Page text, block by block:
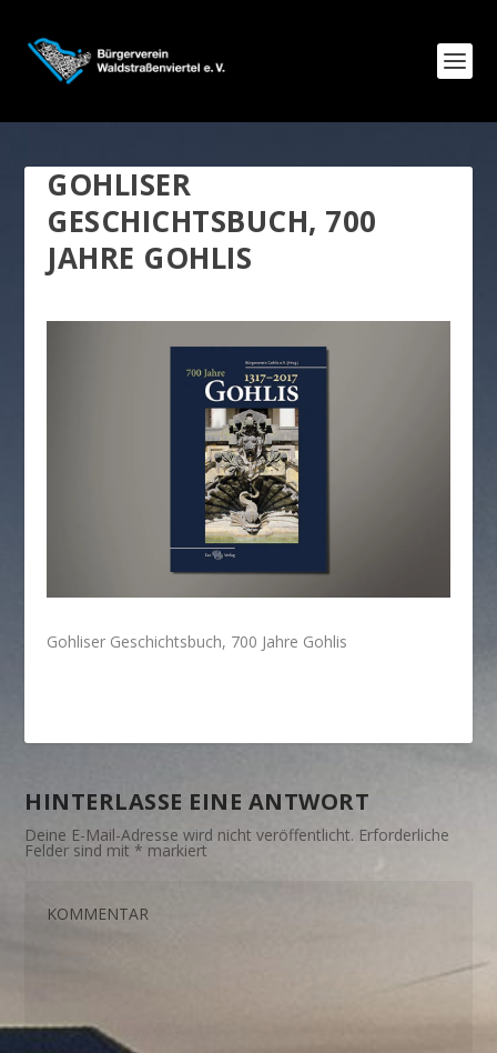
GOHLISER
GESCHICHTSBUCH, 700
JAHRE GOHLIS
Gohliser Geschichtsbuch, 700 Jahre Gohlis
HINTERLASSE EINE ANTWORT
Deine E-Mail-Adresse wird nicht veröffentlicht. Erforderliche
Felder sind mit * markiert